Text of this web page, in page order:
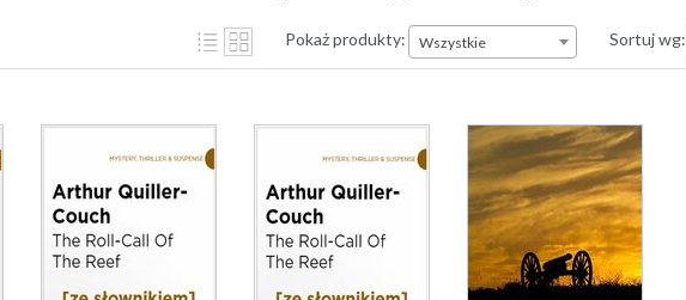
Pokaż produkty: Wszystkie Sortuj wg: